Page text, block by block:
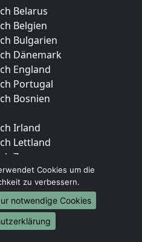
Belarus
Belgien
Bulgarien
Dänemark
England
Portugal
Bosnien
Irland
Lettland
Zypern
Kroatien
Estland
Finnland
Frankreich
Griechenland
Cookies um die
zu verbessern.
notwendige Cookies